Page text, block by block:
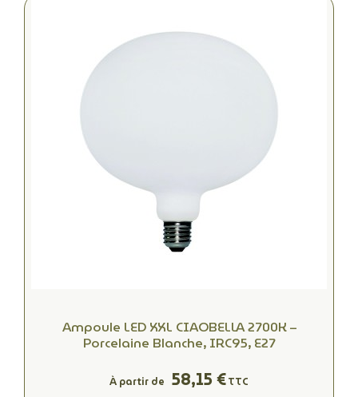
Ampoule LED XXL CIAOBELLA 2700K –
Porcelaine Blanche, IRC95, E27
À partir de 58,15 €TTC